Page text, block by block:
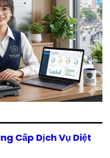
Cấp Dịch Vụ Diệt